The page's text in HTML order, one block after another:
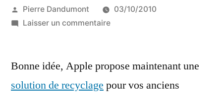
Publié
par
Pierre Dandumont
03/10/2010
Laisser un commentairesur
vos
Bonne idée, Apple propose maintenant une
solution de recyclage pour vos anciens